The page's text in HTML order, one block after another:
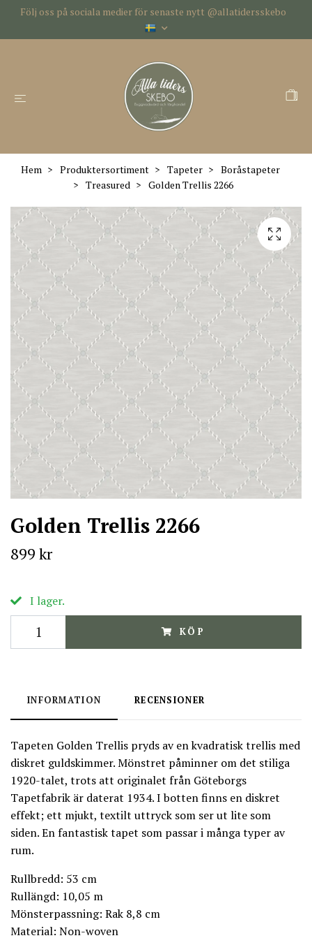
Följ oss på sociala medier för senaste nytt @allatidersskebo
Hem Produktersortiment Tapeter
Boråstapeter
Treasured
Golden Trellis 2266
Golden Trellis 2266
899 kr
I lager.
KÖP
INFORMATION RECENSIONER
Tapeten Golden Trellis pryds av en kvadratisk trellis med
diskret guldskimmer. Mönstret påminner om det stiliga
1920-talet, trots att originalet från Göteborgs
Tapetfabrik är daterat 1934. I botten finns en diskret
effekt; ett mjukt, textilt uttryck som ser ut lite som
siden. En fantastisk tapet som passar i många typer av
rum.
Rullbredd: 53 cm
Rullängd: 10,05 m
Mönsterpassning: Rak 8,8 cm
Material: Non-woven